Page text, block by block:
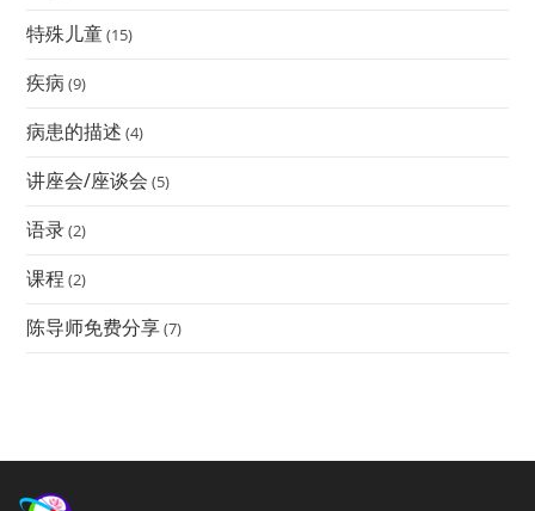
特殊儿童(15)
疾病 (9)
病患的描述 (4)
讲座会/座谈会 (5)
语录(2)
课程 (2)
陈导师免费分享(7)